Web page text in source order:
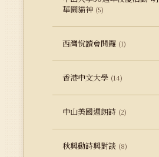
華園貓神 (5)
西灣悅讀會開鑼 (1)
香港中文大學 (14)
中山美國週朗詩 (2)
秋興動詩興對談 (8)